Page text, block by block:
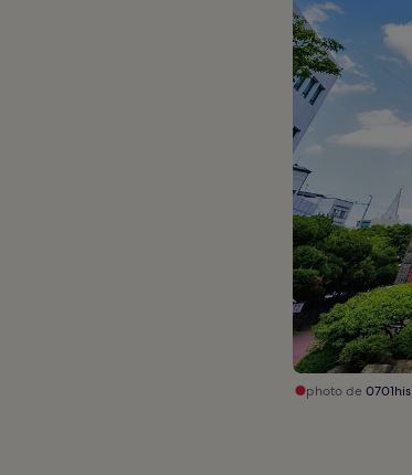
photo de0701his